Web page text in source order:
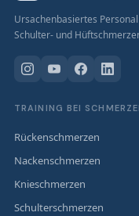
Ursachenbasiertes
Schulter- und
TRAINING BEI
Rückenschmerzen
Nackenschmerzen
Knieschmerzen
Schulterschmerzen